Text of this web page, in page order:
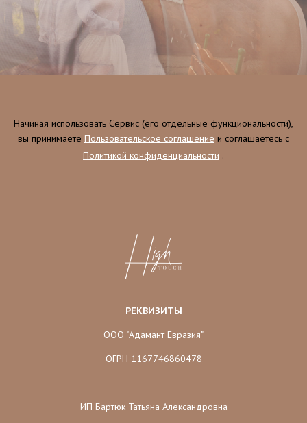
Начиная использовать Сервис (его отдельные функциональности),
вы принимаете Пользовательское соглашение и соглашаетесь c
Политикой конфиденциальности .
РЕКВИЗИТЫ
ООО "Адамант Евразия"
ОГРН 1167746860478
ИП Бартюк Татьяна Александровна